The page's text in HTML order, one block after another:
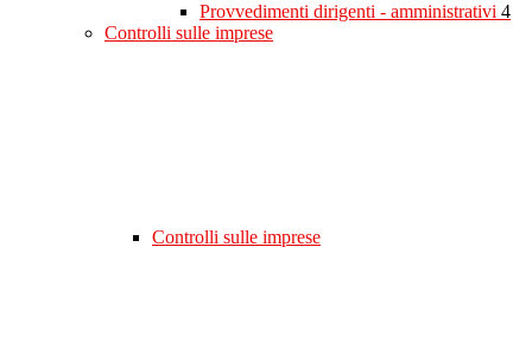
Provvedimenti dirigenti - amministrativi 4
Controlli sulle imprese
Controlli sulle imprese